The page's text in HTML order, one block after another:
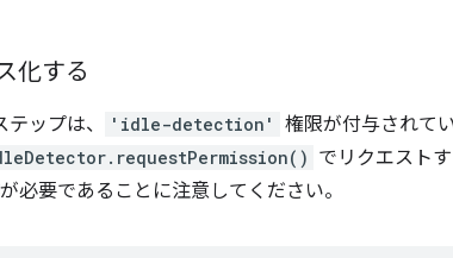
化する
ップは、 'idle-detection'
権限が付与されて
でリクエスト
必要であることに注意してください。